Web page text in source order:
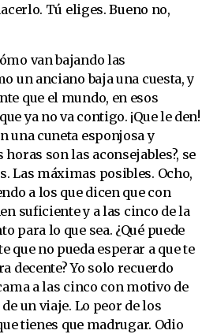
Tú eliges. Bueno no,
van bajando las
un anciano baja una cuesta, y
que el mundo, en esos
ya no va contigo. ¡Que le den!
una cuneta esponjosa y
horas son las aconsejables?, se
Las máximas posibles. Ocho,
a los que dicen que con
suficiente y a las cinco de la
para lo que sea. ¿Qué puede
que no pueda esperar a que te
decente? Yo solo recuerdo
a las cinco con motivo de
un viaje. Lo peor de los
tienes que madrugar. Odio